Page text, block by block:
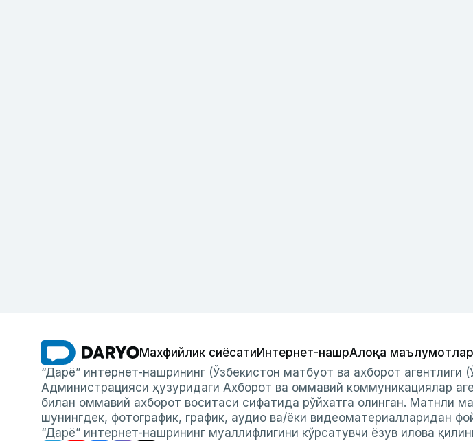
Махфийлик сиёсатиИнтернет-нашрАлоқа
“Дарё” интернет-нашрининг (Ўзбекистон матбуот ва ахборот
Администрацияси ҳузуридаги Ахборот ва оммавий коммуникациялар
билан оммавий ахборот воситаси сифатида рўйхатга олинган. Матнли
шунингдек, фотографик, график, аудио ва/ёки видеоматериалларидан
“Дарё” интернет-нашрининг муаллифлигини кўрсатувчи ёзув илова